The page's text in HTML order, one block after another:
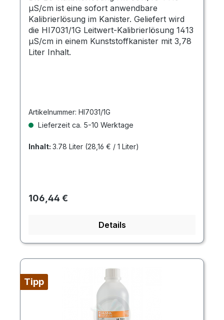
µS/cm ist eine sofort anwendbare
Kalibrierlösung im Kanister. Geliefert wird
die HI7031/1G Leitwert-Kalibrierlösung 1413
µS/cm in einem Kunststoffkanister mit 3,78
Liter Inhalt.
Artikelnummer: HI7031/1G
Lieferzeit ca. 5-10 Werktage
Inhalt: 3.78 Liter (28,16 € / 1 Liter)
Regulärer Preis:
106,44 €
Details
Tipp